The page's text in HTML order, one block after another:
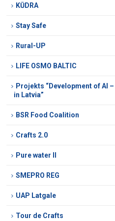
KŪDRA
Stay Safe
Rural-UP
LIFE OSMO BALTIC
Projekts “Development of AI
in Latvia”
BSR Food Coalition
Crafts 2.0
Pure water II
SMEPRO REG
UAP Latgale
Tour de Crafts